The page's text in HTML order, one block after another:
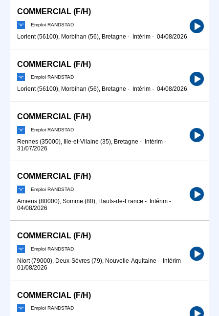
COMMERCIAL (F/H)
Emploi RANDSTAD
Lorient (56100), Morbihan (56), Bretagne - Intérim - 04/08/2026
COMMERCIAL (F/H)
Emploi RANDSTAD
Lorient (56100), Morbihan (56), Bretagne - Intérim - 04/08/2026
COMMERCIAL (F/H)
Emploi RANDSTAD
Rennes (35000), Ille-et-Vilaine (35), Bretagne - Intérim -
31/07/2026
COMMERCIAL (F/H)
Emploi RANDSTAD
Amiens (80000), Somme (80), Hauts-de-France - Intérim -
04/08/2026
COMMERCIAL (F/H)
Emploi RANDSTAD
Niort (79000), Deux-Sèvres (79), Nouvelle-Aquitaine - Intérim -
01/08/2026
COMMERCIAL (F/H)
Emploi RANDSTAD